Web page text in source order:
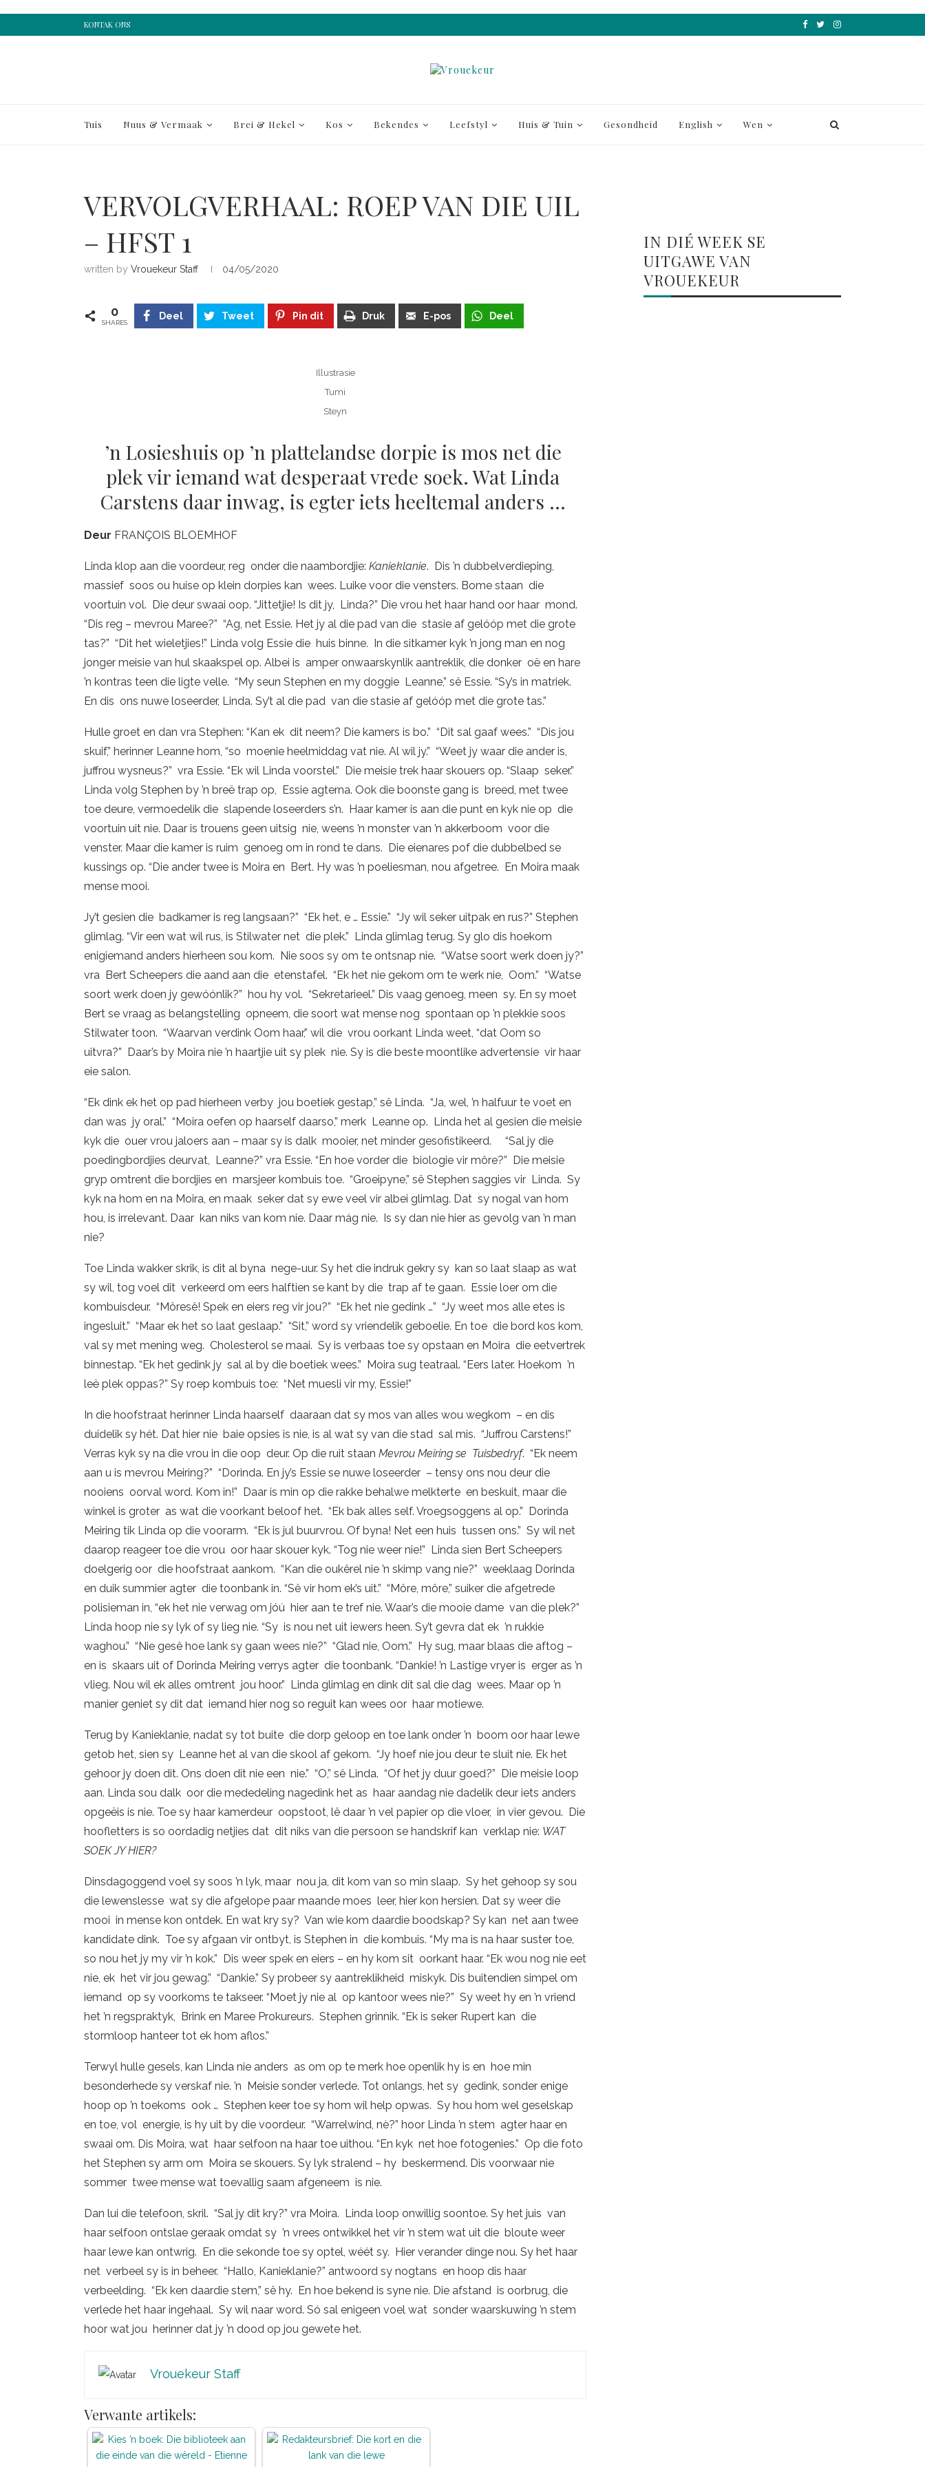
KONTAK ONS
Tuis Nuus & Vermaak Brei & Hekel Kos Bekendes Leefstyl Huis & Tuin Gesondheid English Wen
VERVOLGVERHAAL: ROEP VAN DIE UIL
– HFST 1
written by Vrouekeur Staff 04/05/2020
0
SHARES
Deel Tweet Pin dit Druk E-pos Deel
Illustrasie
Tumi
Steyn
’n Losieshuis op ’n plattelandse dorpie is mos net die
plek vir iemand wat desperaat vrede soek. Wat Linda
Carstens daar inwag, is egter iets heeltemal anders …
Deur FRANÇOIS BLOEMHOF
Linda klop aan die voordeur, reg onder die naambordjie: Kanieklanie. Dis ’n dubbelverdieping,
massief soos ou huise op klein dorpies kan wees. Luike voor die vensters. Bome staan die
voortuin vol. Die deur swaai oop. “Jittetjie! Is dit jy, Linda?” Die vrou het haar hand oor haar mond.
“Dis reg – mevrou Maree?” “Ag, net Essie. Het jy al die pad van die stasie af gelóóp met die grote
tas?” “Dit het wieletjies!” Linda volg Essie die huis binne. In die sitkamer kyk ’n jong man en nog
jonger meisie van hul skaakspel op. Albei is amper onwaarskynlik aantreklik, die donker oë en hare
’n kontras teen die ligte velle. “My seun Stephen en my doggie Leanne,” sê Essie. “Sy’s in matriek.
En dis ons nuwe loseerder, Linda. Sy’t al die pad van die stasie af gelóóp met die grote tas.”
Hulle groet en dan vra Stephen: “Kan ek dit neem? Die kamers is bo.” “Dit sal gaaf wees.” “Dis jou
skuif,” herinner Leanne hom, “so moenie heelmiddag vat nie. Al wil jy.” “Weet jy waar die ander is,
juffrou wysneus?” vra Essie. “Ek wil Linda voorstel.” Die meisie trek haar skouers op. “Slaap seker.”
Linda volg Stephen by ’n breë trap op, Essie agterna. Ook die boonste gang is breed, met twee
toe deure, vermoedelik die slapende loseerders s’n. Haar kamer is aan die punt en kyk nie op die
voortuin uit nie. Daar is trouens geen uitsig nie, weens ’n monster van ’n akkerboom voor die
venster. Maar die kamer is ruim genoeg om in rond te dans. Die eienares pof die dubbelbed se
kussings op. “Die ander twee is Moira en Bert. Hy was ’n poeliesman, nou afgetree. En Moira maak
mense mooi.
Jy’t gesien die badkamer is reg langsaan?” “Ek het, e … Essie.” “Jy wil seker uitpak en rus?” Stephen
glimlag. “Vir een wat wil rus, is Stilwater net die plek.” Linda glimlag terug. Sy glo dis hoekom
enigiemand anders hierheen sou kom. Nie soos sy om te ontsnap nie. “Watse soort werk doen jy?”
vra Bert Scheepers die aand aan die etenstafel. “Ek het nie gekom om te werk nie, Oom.” “Watse
soort werk doen jy gewóónlik?” hou hy vol. “Sekretarieel.” Dis vaag genoeg, meen sy. En sy moet
Bert se vraag as belangstelling opneem, die soort wat mense nog spontaan op ’n plekkie soos
Stilwater toon. “Waarvan verdink Oom haar,” wil die vrou oorkant Linda weet, “dat Oom so
uitvra?” Daar’s by Moira nie ’n haartjie uit sy plek nie. Sy is die beste moontlike advertensie vir haar
eie salon.
“Ek dink ek het op pad hierheen verby jou boetiek gestap,” sê Linda. “Ja, wel, ’n halfuur te voet en
dan was jy oral.” “Moira oefen op haarself daarso,” merk Leanne op. Linda het al gesien die meisie
kyk die ouer vrou jaloers aan – maar sy is dalk mooier, net minder gesofistikeerd. “Sal jy die
poedingbordjies deurvat, Leanne?” vra Essie. “En hoe vorder die biologie vir môre?” Die meisie
gryp omtrent die bordjies en marsjeer kombuis toe. “Groeipyne,” sê Stephen saggies vir Linda. Sy
kyk na hom en na Moira, en maak seker dat sy ewe veel vir albei glimlag. Dat sy nogal van hom
hou, is irrelevant. Daar kan niks van kom nie. Daar mág nie. Is sy dan nie hier as gevolg van ’n man
nie?
Toe Linda wakker skrik, is dit al byna nege-uur. Sy het die indruk gekry sy kan so laat slaap as wat
sy wil, tog voel dit verkeerd om eers halftien se kant by die trap af te gaan. Essie loer om die
kombuisdeur. “Môresê! Spek en eiers reg vir jou?” “Ek het nie gedink …” “Jy weet mos alle etes is
ingesluit.” “Maar ek het so laat geslaap.” “Sit,” word sy vriendelik geboelie. En toe die bord kos kom,
val sy met mening weg. Cholesterol se maai. Sy is verbaas toe sy opstaan en Moira die eetvertrek
binnestap. “Ek het gedink jy sal al by die boetiek wees.” Moira sug teatraal. “Eers later. Hoekom ’n
leë plek oppas?” Sy roep kombuis toe: “Net muesli vir my, Essie!”
In die hoofstraat herinner Linda haarself daaraan dat sy mos van alles wou wegkom – en dis
duidelik sy hét. Dat hier nie baie opsies is nie, is al wat sy van die stad sal mis. “Juffrou Carstens!”
Verras kyk sy na die vrou in die oop deur. Op die ruit staan Mevrou Meiring se Tuisbedryf. “Ek neem
aan u is mevrou Meiring?” “Dorinda. En jy’s Essie se nuwe loseerder – tensy ons nou deur die
nooiens oorval word. Kom in!” Daar is min op die rakke behalwe melkterte en beskuit, maar die
winkel is groter as wat die voorkant beloof het. “Ek bak alles self. Vroegsoggens al op.” Dorinda
Meiring tik Linda op die voorarm. “Ek is jul buurvrou. Of byna! Net een huis tussen ons.” Sy wil net
daarop reageer toe die vrou oor haar skouer kyk. “Tog nie weer nie!” Linda sien Bert Scheepers
doelgerig oor die hoofstraat aankom. “Kan die oukêrel nie ’n skimp vang nie?” weeklaag Dorinda
en duik summier agter die toonbank in. “Sê vir hom ek’s uit.” “Môre, môre,” suiker die afgetrede
polisieman in, “ek het nie verwag om jóú hier aan te tref nie. Waar’s die mooie dame van die plek?”
Linda hoop nie sy lyk of sy lieg nie. “Sy is nou net uit iewers heen. Sy’t gevra dat ek ’n rukkie
waghou.” “Nie gesê hoe lank sy gaan wees nie?” “Glad nie, Oom.” Hy sug, maar blaas die aftog –
en is skaars uit of Dorinda Meiring verrys agter die toonbank. “Dankie! ’n Lastige vryer is erger as ’n
vlieg. Nou wil ek alles omtrent jou hoor.” Linda glimlag en dink dít sal die dag wees. Maar op ’n
manier geniet sy dit dat iemand hier nog so reguit kan wees oor haar motiewe.
Terug by Kanieklanie, nadat sy tot buite die dorp geloop en toe lank onder ’n boom oor haar lewe
getob het, sien sy Leanne het al van die skool af gekom. “Jy hoef nie jou deur te sluit nie. Ek het
gehoor jy doen dit. Ons doen dit nie een nie.” “O,” sê Linda. “Of het jy duur goed?” Die meisie loop
aan. Linda sou dalk oor die mededeling nagedink het as haar aandag nie dadelik deur iets anders
opgeëis is nie. Toe sy haar kamerdeur oopstoot, lê daar ’n vel papier op die vloer, in vier gevou. Die
hoofletters is so oordadig netjies dat dit niks van die persoon se handskrif kan verklap nie: WAT
SOEK JY HIER?
Dinsdagoggend voel sy soos ’n lyk, maar nou ja, dit kom van so min slaap. Sy het gehoop sy sou
die lewenslesse wat sy die afgelope paar maande moes leer, hier kon hersien. Dat sy weer die
mooi in mense kon ontdek. En wat kry sy? Van wie kom daardie boodskap? Sy kan net aan twee
kandidate dink. Toe sy afgaan vir ontbyt, is Stephen in die kombuis. “My ma is na haar suster toe,
so nou het jy my vir ’n kok.” Dis weer spek en eiers – en hy kom sit oorkant haar. “Ek wou nog nie eet
nie, ek het vir jou gewag.” “Dankie.” Sy probeer sy aantreklikheid miskyk. Dis buitendien simpel om
iemand op sy voorkoms te takseer. “Moet jy nie al op kantoor wees nie?” Sy weet hy en ’n vriend
het ’n regspraktyk, Brink en Maree Prokureurs. Stephen grinnik. “Ek is seker Rupert kan die
stormloop hanteer tot ek hom aflos.”
Terwyl hulle gesels, kan Linda nie anders as om op te merk hoe openlik hy is en hoe min
besonderhede sy verskaf nie. ’n Meisie sonder verlede. Tot onlangs, het sy gedink, sonder enige
hoop op ’n toekoms ook … Stephen keer toe sy hom wil help opwas. Sy hou hom wel geselskap
en toe, vol energie, is hy uit by die voordeur. “Warrelwind, nè?” hoor Linda ’n stem agter haar en
swaai om. Dis Moira, wat haar selfoon na haar toe uithou. “En kyk net hoe fotogenies.” Op die foto
het Stephen sy arm om Moira se skouers. Sy lyk stralend – hy beskermend. Dis voorwaar nie
sommer twee mense wat toevallig saam afgeneem is nie.
Dan lui die telefoon, skril. “Sal jy dit kry?” vra Moira. Linda loop onwillig soontoe. Sy het juis van
haar selfoon ontslae geraak omdat sy ’n vrees ontwikkel het vir ’n stem wat uit die bloute weer
haar lewe kan ontwrig. En die sekonde toe sy optel, wéét sy. Hier verander dinge nou. Sy het haar
net verbeel sy is in beheer. “Hallo, Kanieklanie?” antwoord sy nogtans en hoop dis haar
verbeelding. “Ek ken daardie stem,” sê hy. En hoe bekend is syne nie. Die afstand is oorbrug, die
verlede het haar ingehaal. Sy wil naar word. Só sal enigeen voel wat sonder waarskuwing ’n stem
hoor wat jou herinner dat jy ’n dood op jou gewete het.
Vrouekeur Staff
Verwante artikels:
IN DIÉ WEEK SE
UITGAWE VAN
VROUEKEUR